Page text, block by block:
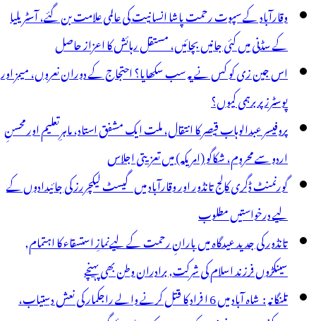
وقارآباد کے سپوت رحمت پاشا انسانیت کی عالمی علامت بن گئے، آسٹریلیا
کے سڈنی میں کئی جانیں بچائیں، مستقل رہائش کا اعزاز حاصل
اس جین زی کو کس نے یہ سب سکھایا؟ احتجاج کے دوران نعروں، میمز اور
پوسٹرز پر برہمی کیوں؟
پروفیسر عبدالوہاب قیصر کا انتقال، ملت ایک مشفق استاد، ماہرِتعلیم اور محسنِ
اردو سے محروم، شکاگو (امریکہ) میں تعزیتی اجلاس
گورنمنٹ ڈگری کالج تانڈور اور وقارآباد میں گیسٹ لیکچررز کی جائیدادوں کے
لیے درخواستیں مطلوب
تانڈور کی جدید عیدگاہ میں بارانِ رحمت کے لیےنمازِ استسقاء کا اہتمام,
سینکڑوں فرزند اسلام کی شرکت, برادران وطن بھی پہنچے
تلنگانہ : شاہ آباد میں 6 ا فراد کا قتل کرنے والے راجکمار کی نعش دستیاب،